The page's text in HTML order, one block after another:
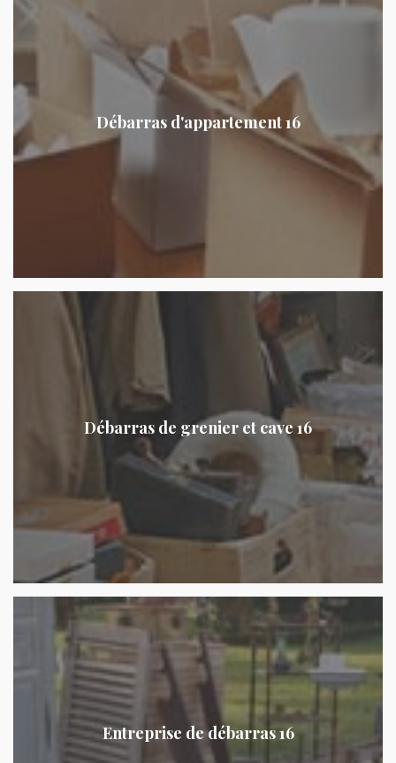
Débarras d'appartement 16
Débarras de grenier et cave 16
Entreprise de débarras 16